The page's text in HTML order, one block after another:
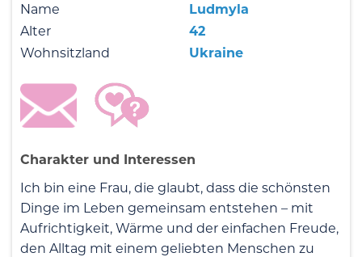
Name
Ludmyla
Alter
42
Wohnsitzland
Ukraine
Charakter und Interessen
Ich bin eine Frau, die glaubt, dass die schönsten
Dinge im Leben gemeinsam entstehen – mit
Aufrichtigkeit, Wärme und der einfachen Freude,
den Alltag mit einem geliebten Menschen zu